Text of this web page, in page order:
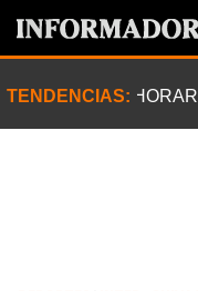
TENDENCIAS: